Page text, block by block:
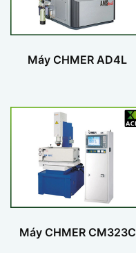
Máy CHMER AD4L
Máy CHMER CM323C